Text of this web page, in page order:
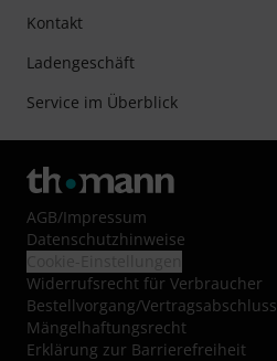
Kontakt
Ladengeschäft
Service im Überblick
AGB/Impressum
Datenschutzhinweise
Widerrufsrecht für Verbraucher
Bestellvorgang/Vertragsabschluss
Mängelhaftungsrecht
Erklärung zur Barrierefreiheit